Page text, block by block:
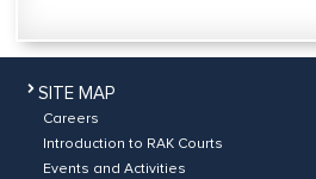
SITE MAP
Careers
Introduction to RAK Courts
Events and Activities